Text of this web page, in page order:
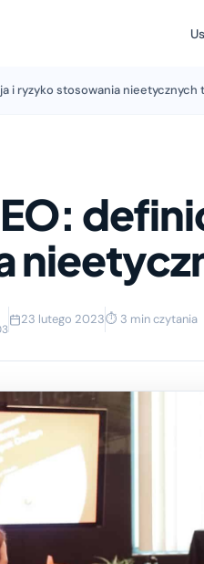
i ryzyko stosowania nieetycznych
23 lutego 2023⏱ 3 min czytania